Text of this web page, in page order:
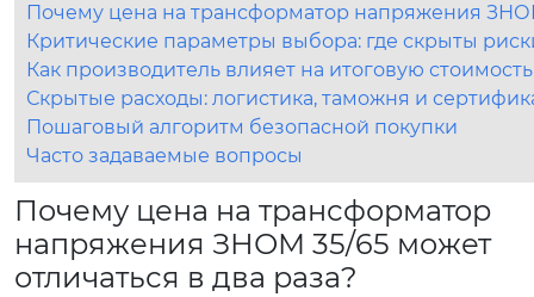
Почему цена на трансформатор напряжения
Критические параметры выбора: где скрыты
Как производитель влияет на итоговую
Скрытые расходы: логистика, таможня и
Пошаговый алгоритм безопасной покупки
Часто задаваемые вопросы
Почему цена на трансформатор
напряжения ЗНОМ 35/65 может
отличаться в два раза?